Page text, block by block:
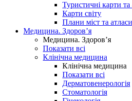
Туристичні карти та
Карти світу
Плани міст та
Медицина. Здоров’я
Медицина. Здоров’я
Показати всі
Клінічна медицина
Клінічна медицина
Показати всі
Дерматовенерологія
Стоматологія